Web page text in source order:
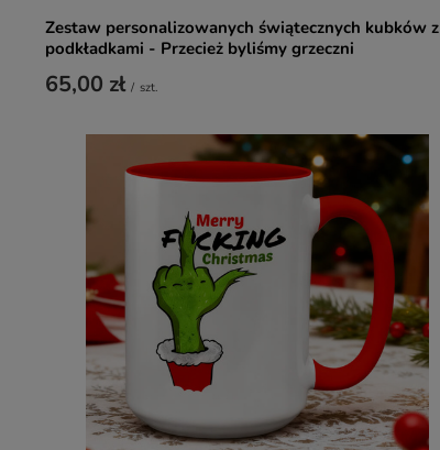
Zestaw personalizowanych świątecznych kubków z
podkładkami - Przecież byliśmy grzeczni
65,00 zł / szt.